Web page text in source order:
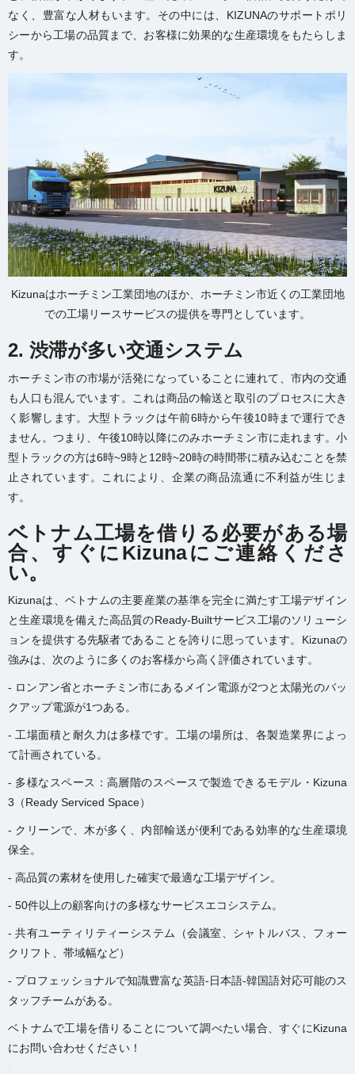
なく、豊富な人材もいます。その中には、KIZUNAのサポートポリ
シーから工場の品質まで、お客様に効果的な生産環境をもたらしま
す。
Kizunaはホーチミン工業団地のほか、ホーチミン市近くの工業団地
での工場リースサービスの提供を専門としています。
2. 渋滞が多い交通システム
ホーチミン市の市場が活発になっていることに連れて、市内の交通
も人口も混んでいます。これは商品の輸送と取引のプロセスに大き
く影響します。大型トラックは午前6時から午後10時まで運行でき
ません。つまり、午後10時以降にのみホーチミン市に走れます。小
型トラックの方は6時~9時と12時~20時の時間帯に積み込むことを禁
止されています。これにより、企業の商品流通に不利益が生じま
す。
ベトナム工場を借りる必要がある場
合、すぐにKizunaにご連絡くださ
い。
Kizunaは、ベトナムの主要産業の基準を完全に満たす工場デザイン
と生産環境を備えた高品質のReady-Builtサービス工場のソリューシ
ョンを提供する先駆者であることを誇りに思っています。Kizunaの
強みは、次のように多くのお客様から高く評価されています。
- ロンアン省とホーチミン市にあるメイン電源が2つと太陽光のバッ
クアップ電源が1つある。
- 工場面積と 耐久力は多様です。工場の場所は、各製造業界によっ
て計画されている。
- 多様なスペース：高層階のスペースで製造できるモデル・Kizuna
3（Ready Serviced Space）
- クリーンで、木が多く、内部輸送が便利である効率的な生産環境
保全。
- 高品質の素材を使用した確実で最適な工場デザイン。
- 50件以上の顧客向けの多様なサービスエコシステム。
- 共有ユーティリティーシステム（会議室、シャトルバス、フォー
クリフト、帯域幅など）
- プロフェッショナルで知識豊富な英語-日本語-韓国語対応可能のス
タッフチームがある。
ベトナムで工場を借りることについて調べたい場合、すぐにKizuna
にお問い合わせください！